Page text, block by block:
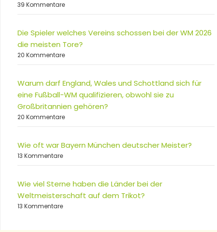
39 Kommentare
Die Spieler welches Vereins schossen bei der WM 2026
die meisten Tore?
20 Kommentare
Warum darf England, Wales und Schottland sich für
eine Fußball-WM qualifizieren, obwohl sie zu
Großbritannien gehören?
20 Kommentare
Wie oft war Bayern München deutscher Meister?
13 Kommentare
Wie viel Sterne haben die Länder bei der
Weltmeisterschaft auf dem Trikot?
13 Kommentare